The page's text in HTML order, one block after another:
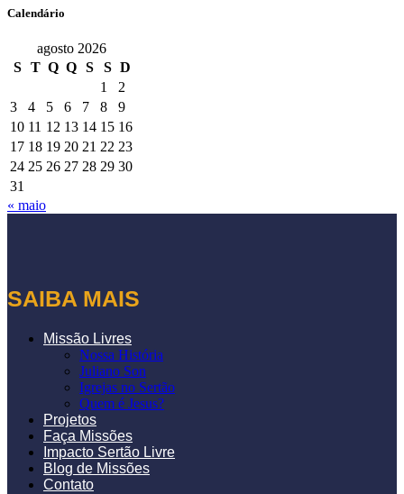
Calendário
agosto 2026
S
T Q Q S S D
1
2
3
4 5 6 7 8
9
10 11 12 13 14 15 16
17 18 19 20 21 22 23
24 25 26 27 28 29 30
31
« maio
SAIBA MAIS
Missão Livres
Nossa História
Juliano Son
Igrejas no Sertão
Quem é Jesus?
Projetos
Faça Missões
Impacto Sertão Livre
Blog de Missões
Contato